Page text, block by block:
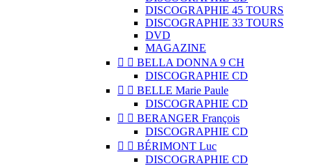
DISCOGRAPHIE 45 TOURS
DISCOGRAPHIE 33 TOURS
DVD
MAGAZINE
  BELLA DONNA 9 CH
DISCOGRAPHIE CD
  BELLE Marie Paule
DISCOGRAPHIE CD
  BERANGER François
DISCOGRAPHIE CD
  BÉRIMONT Luc
DISCOGRAPHIE CD